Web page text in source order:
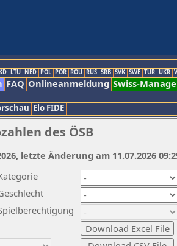
LTU NED POL POR ROU RUS SRB SVK SWE TUR UKR
FAQ Onlineanmeldung Swiss-
Elo FIDE
des ÖSB
letzte Änderung am 11.07.2026